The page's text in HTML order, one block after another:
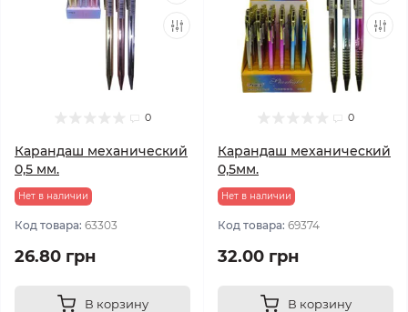
0
Карандаш механический
0,5 мм.
Нет в наличии
Код товара: 63303
26.80 грн
В корзину
0
Карандаш механический
0,5мм.
Нет в наличии
Код товара: 69374
32.00 грн
В корзину